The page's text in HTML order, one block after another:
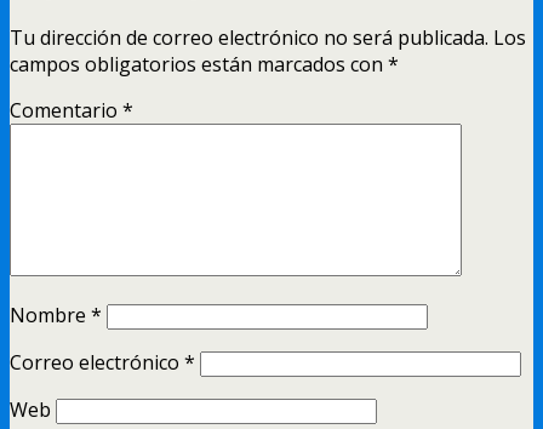
Tu dirección de correo electrónico no será publicada. Los
campos obligatorios están marcados con *
Comentario *
Nombre *
Correo electrónico *
Web